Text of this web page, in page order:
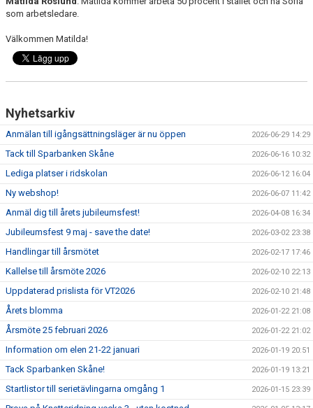
ANLÄGGNING
BLI SPONSOR!
KLUBBSHOP
MEDLEMSKAP
HIPPOCRATES
STÖTTA TORNS
LEKTIONSPLANERING RIDSKOLA
som arbetsledare.
Välkommen Matilda!
Nyhetsarkiv
Anmälan till igångsättningsläger är nu öppen 2026-06-29 14:29
Tack till Sparbanken Skåne 2026-06-16 10:32
Lediga platser i ridskolan 2026-06-12 16:04
Ny webshop! 2026-06-07 11:42
Anmäl dig till årets jubileumsfest! 2026-04-08 16:34
Jubileumsfest 9 maj - save the date! 2026-03-02 23:38
Handlingar till årsmötet 2026-02-17 17:46
Kallelse till årsmöte 2026 2026-02-10 22:13
Uppdaterad prislista för VT2026 2026-02-10 21:48
Årets blomma 2026-01-22 21:08
Årsmöte 25 februari 2026 2026-01-22 21:02
Information om elen 21-22 januari 2026-01-19 20:51
Tack Sparbanken Skåne! 2026-01-19 13:21
Startlistor till serietävlingarna omgång 1 2026-01-15 23:39